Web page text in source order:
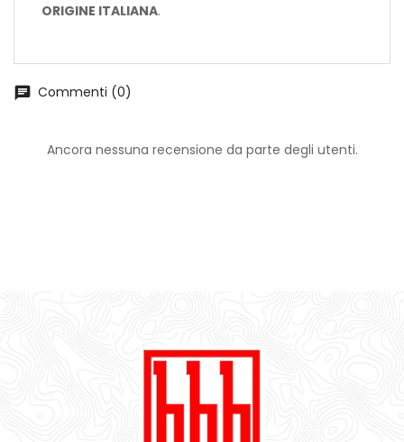
ORIGINE ITALIANA.
chat Commenti (0)
Ancora nessuna recensione da parte degli utenti.